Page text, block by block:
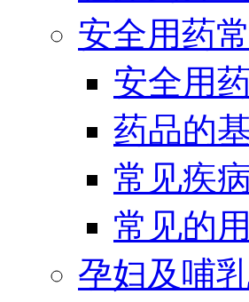
安全用药
安全用
药品的
常见疾
常见的
孕妇及哺